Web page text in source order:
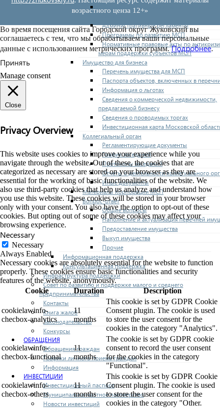
Нормативные правовые акты по
перечней
Административные регламенты
Программы по развитию МСП
Нормативные правовые акты по
мерам поддержки субъектов МСП
Имущество для бизнеса
Перечень имущества для МСП
Паспорта объектов, включенных в
Информация о льготах
Сведения о коммерческой недвижимости,
предлагаемой бизнесу
Сведения о проводимых торгах
Инвестиционная карта Московской
Коллегиальный орган
Регламентирующие документы
График заседаний
Протоколы заседаний
Отчеты о деятельности коллегиального
Иные документы
Материалы Корпорации МСП
Вопрос-ответ
Общие вопросы
Наполнение и актуализация перечней
Предоставление имущества
Выкуп имущества
Прочие
Информационная поддержка
Консультационная поддержка
Инфраструктура поддержки
Совет по развитию и поддержке малого и среднего
предпринимательства
Контакты
Книга жалоб
Законодательство
Конкурсы
ОБРАЩЕНИЯ
Обращения граждан
Графики личного приема граждан
Информация
ИНВЕСТИЦИИ
Инвестиционный паспорт
Муниципально-частное партнерство
Новости инвестиций
возрастного ценза 12+»
Во время посещения сайта Городской округ Жуковский вы
соглашаетесь с тем, что мы обрабатываем ваши персональные
данные с использованием метрических программ.Подробнее.
Принять
Manage consent
Close
Privacy Overview
This website uses cookies to improve your experience while you
navigate through the website. Out of these, the cookies that are
categorized as necessary are stored on your browser as they are
essential for the working of basic functionalities of the website. We
also use third-party cookies that help us analyze and understand how
you use this website. These cookies will be stored in your browser
only with your consent. You also have the option to opt-out of these
cookies. But opting out of some of these cookies may affect your
browsing experience.
Necessary
Necessary
Always Enabled
Necessary cookies are absolutely essential for the website to function
properly. These cookies ensure basic functionalities and security
features of the website, anonymously.
Cookie
Duration Description
cookielawinfo-
checbox-analytics
11
months
This cookie is set by GDPR Cookie
Consent plugin. The cookie is used
to store the user consent for the
cookies in the category "Analytics".
cookielawinfo-
checbox-functional
11
months
The cookie is set by GDPR cookie
consent to record the user consent
for the cookies in the category
"Functional".
cookielawinfo-
checbox-others
11
months
This cookie is set by GDPR Cookie
Consent plugin. The cookie is used
to store the user consent for the
cookies in the category "Other.